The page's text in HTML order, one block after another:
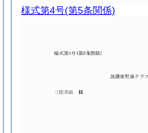
様式第4号(第5条関係)